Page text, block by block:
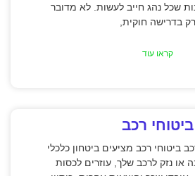
שכל נהג חייב לעשות. לא מדובר
רק בדרישה חוקית,
קראו עוד
ביטוחי רכב
ביטוחי רכב מציעים ביטחון כלכלי
או נזק לרכב שלך, עוזרים לכסות